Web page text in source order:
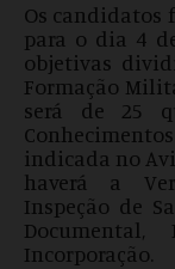
Os candidatos
para o dia 4
objetivas
Formação
será de 25
indicada no
haverá a
Inspeção de
Incorporação.